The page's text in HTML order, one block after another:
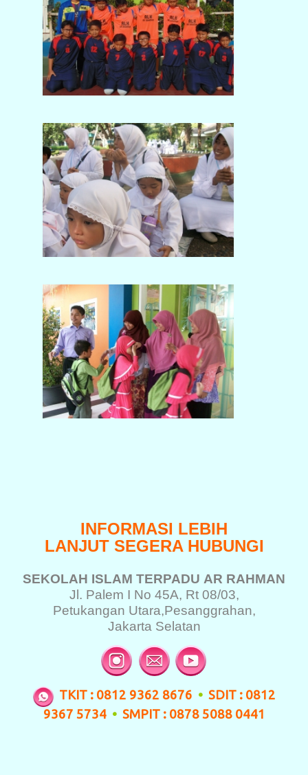
INFORMASI LEBIH
LANJUT SEGERA HUBUNGI
SEKOLAH ISLAM TERPADU AR RAHMAN
Jl. Palem I No 45A, Rt 08/03,
Petukangan Utara,Pesanggrahan,
Jakarta Selatan
TKIT : 0812 9362 8676 • SDIT : 0812
9367 5734 • SMPIT : 0878 5088 0441